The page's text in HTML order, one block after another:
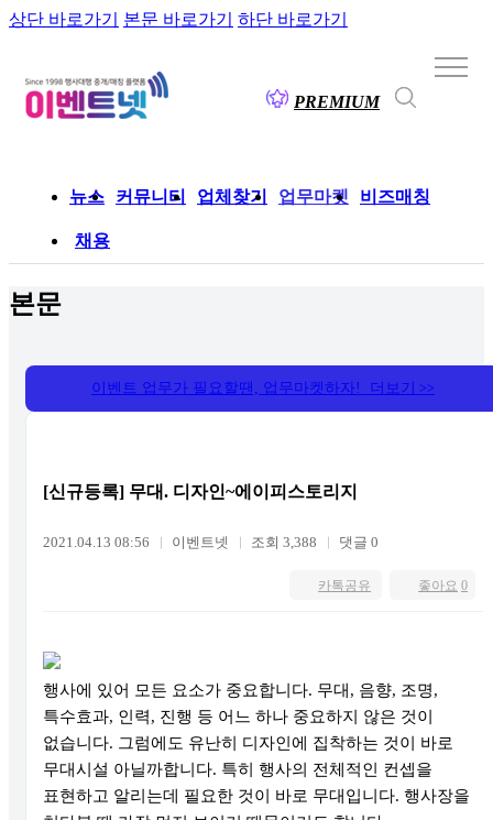
상단 바로가기 본문 바로가기 하단 바로가기
PREMIUM
뉴스 커뮤니티 업체찾기 업무마켓 비즈매칭
채용
본문
이벤트 업무가 필요할땐, 업무마켓하자! 더보기 >>
[신규등록] 무대. 디자인~에이피스토리지
2021.04.13 08:56 이벤트넷 조회 3,388 댓글 0
좋아요 0
카톡공유
행사에 있어 모든 요소가 중요합니다. 무대 , 음향, 조명,
특수효과, 인력, 진행 등 어느 하나 중요하지 않은 것이
없습니다. 그럼에도 유난히 디자인에 집착하는 것이 바로
무대시설 아닐까합니다. 특히 행사의 전체적인 컨셉을
표현하고 알리는데 필요한 것이 바로 무대입니다. 행사장을